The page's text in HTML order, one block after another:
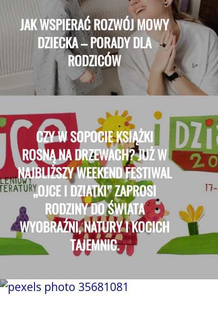
JAK WSPIERAĆ ROZWÓJ MOWY
DZIECKA – PORADY DLA
RODZICÓW
CZY W SOPOCIE KSIĄŻKI
ROSNĄ NA DRZEWACH? JUŻ W
NAJBLIŻSZY WEEKEND FESTIWAL
„OJCE I DZIATKI” ZAPROSI
RODZINY DO ŚWIATA
WYOBRAŹNI, NATURY I KOCICH
TAJEMNIC.